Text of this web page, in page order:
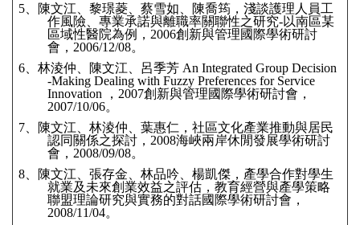
5、陳文江、黎璟菱、蔡雪如、陳喬筠，淺談護理人員工
作風險、專業承諾與離職率關聯性之研究-以南區某
區域性醫院為例，2006創新與管理國際學術研討
會，2006/12/08。
6、林淩仲、陳文江、呂季芳 An Integrated Group Decision
-Making Dealing with Fuzzy Preferences for Service
Innovation ，2007創新與管理國際學術研討會，
2007/10/06。
7、陳文江、林淩仲、葉惠仁，社區文化產業推動與居民
認同關係之探討，2008海峽兩岸休閒發展學術研討
會，2008/09/08。
8、陳文江、張存金、林品吟、楊凱傑，產學合作對學生
就業及未來創業效益之評估，教育經營與產學策略
聯盟理論研究與實務的對話國際學術研討會，
2008/11/04。